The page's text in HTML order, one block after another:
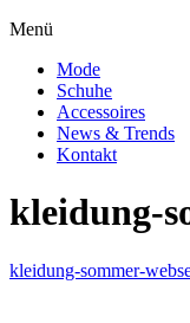
Menü
Mode
Schuhe
Accessoires
News & Trends
Kontakt
kleidung-
kleidung-sommer-